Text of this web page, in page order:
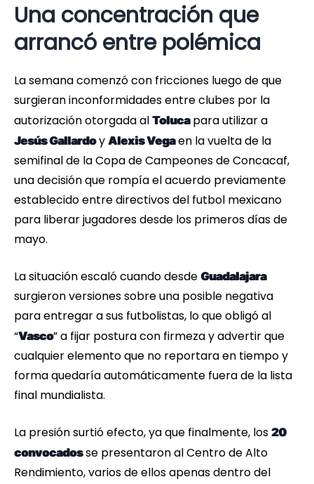
Una concentración que
arrancó entre polémica
La semana comenzó con fricciones luego de que
surgieran inconformidades entre clubes por la
autorización otorgada al Tolucapara utilizar a
Jesús Gallardoy Alexis Vegaen la vuelta de la
semifinal de la Copa de Campeones de Concacaf,
una decisión que rompía el acuerdo previamente
establecido entre directivos del futbol mexicano
para liberar jugadores desde los primeros días de
mayo.
La situación escaló cuando desde Guadalajara
surgieron versiones sobre una posible negativa
para entregar a sus futbolistas, lo que obligó al
“Vasco” a fijar postura con firmeza y advertir que
cualquier elemento que no reportara en tiempo y
forma quedaría automáticamente fuera de la lista
final mundialista.
La presión surtió efecto, ya que finalmente, los 20
convocadosse presentaron al Centro de Alto
Rendimiento, varios de ellos apenas dentro del